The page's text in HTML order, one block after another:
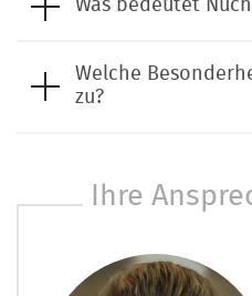
Was bedeutet
Welche
zu?
Ihre